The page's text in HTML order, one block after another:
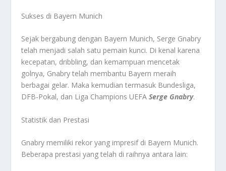
Sukses di Bayern Munich
Sejak bergabung dengan Bayern Munich, Serge Gnabry
telah menjadi salah satu pemain kunci. Di kenal karena
kecepatan, dribbling, dan kemampuan mencetak
golnya, Gnabry telah membantu Bayern meraih
berbagai gelar. Maka kemudian termasuk Bundesliga,
DFB-Pokal, dan Liga Champions UEFA Serge Gnabry.
Statistik dan Prestasi
Gnabry memiliki rekor yang impresif di Bayern Munich.
Beberapa prestasi yang telah di raihnya antara lain: